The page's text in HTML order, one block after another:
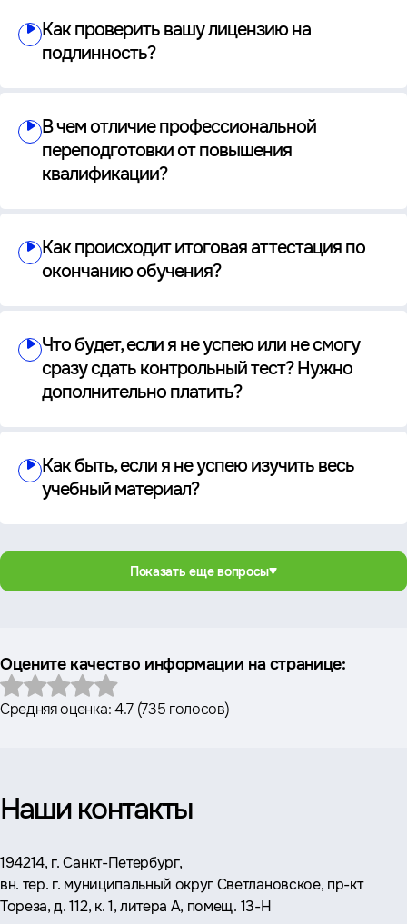
Как проверить вашу лицензию на
подлинность?
В чем отличие профессиональной
переподготовки от повышения
квалификации?
Как происходит итоговая аттестация по
окончанию обучения?
Что будет, если я не успею или не смогу
сразу сдать контрольный тест? Нужно
дополнительно платить?
Как быть, если я не успею изучить весь
учебный материал?
Показать еще вопросы
Оцените качество информации на странице:
Средняя оценка:4.7(735 голосов)
Наши контакты
Адрес:
194214, г. Санкт-Петербург,
вн. тер. г. муниципальный округ Светлановское, пр-кт
Тореза, д. 112, к. 1, литера А, помещ. 13-Н